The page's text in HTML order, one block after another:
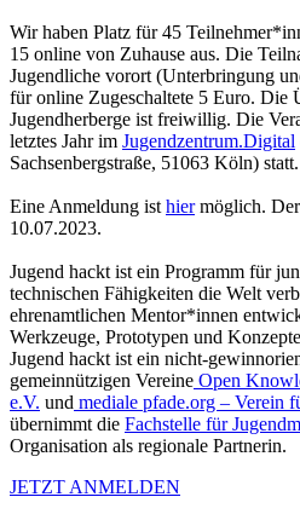
Wir haben Platz für 45
15 online von Zuhause aus. Die
Jugendliche vorort (Unterbringung
für online Zugeschaltete 5 Euro. Die
Jugendherberge ist freiwillig. Die
letztes Jahr im Jugendzentrum.Digital
Sachsenbergstraße, 51063 Köln) statt.
Eine Anmeldung ist hiermöglich. Der
10.07.2023.
Jugend hackt ist ein Programm für
technischen Fähigkeiten die Welt
ehrenamtlichen Mentor*innen
Werkzeuge, Prototypen und
Jugend hackt ist ein nicht-
gemeinnützigen Vereine Open
e.V. und mediale pfade.org – Verein
übernimmt die Fachstelle für
Organisation als regionale Partnerin.
JETZT ANMELDEN